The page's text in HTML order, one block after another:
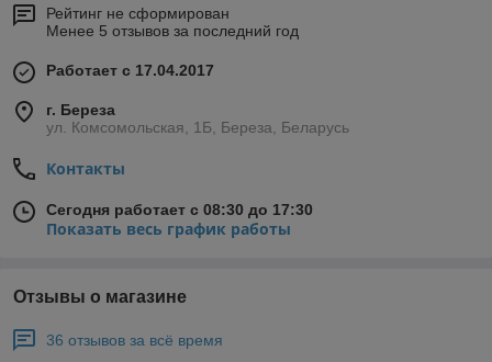
Рейтинг не сформирован
Менее 5 отзывов за последний год
Работает с 17.04.2017
г. Береза
ул. Комсомольская, 1Б, Береза, Беларусь
Контакты
Сегодня работает с 08:30 до 17:30
Показать весь график работы
Отзывы о магазине
36 отзывов за всё время